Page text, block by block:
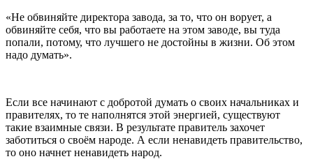
«Не обвиняйте директора завода, за то, что он ворует, а
обвиняйте себя, что вы работаете на этом заводе, вы туда
попали, потому, что лучшего не достойны в жизни. Об этом
надо думать».
Если все начинают с добротой думать о своих начальниках и
правителях, то те наполнятся этой энергией, существуют
такие взаимные связи. В результате правитель захочет
заботиться о своём народе. А если ненавидеть правительство,
то оно начнет ненавидеть народ.